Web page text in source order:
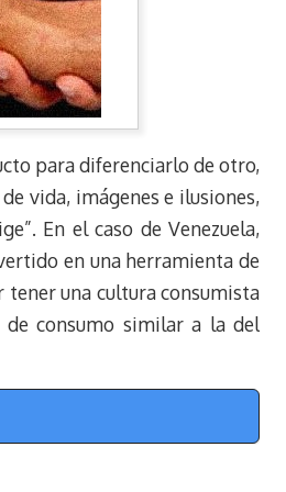
para diferenciarlo de otro,
vida, imágenes e ilusiones,
En el caso de Venezuela,
en una herramienta de
tener una cultura consumista
consumo similar a la del